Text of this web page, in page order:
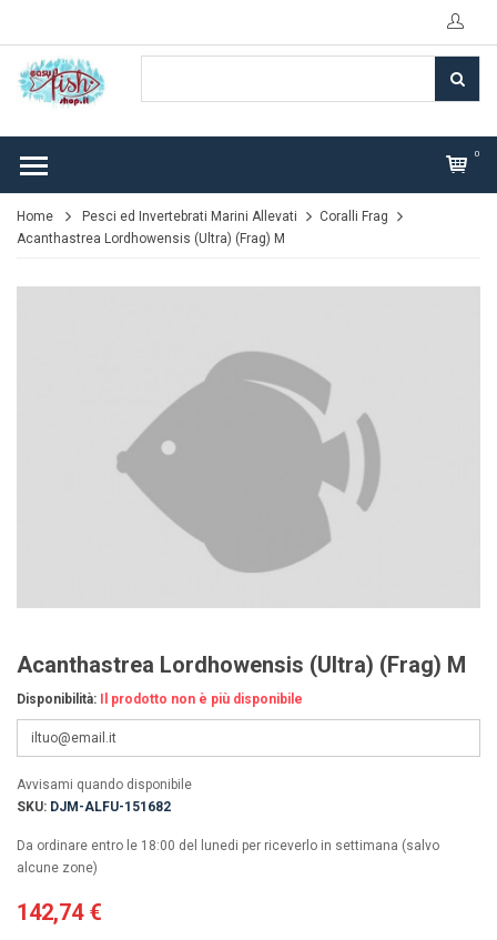
0
Home Pesci ed Invertebrati Marini Allevati
Coralli Frag
Acanthastrea Lordhowensis (Ultra) (Frag) M
Acanthastrea Lordhowensis (Ultra) (Frag) M
Disponibilità: Il prodotto non è più disponibile
Avvisami quando disponibile
SKU: DJM-ALFU-151682
Da ordinare entro le 18:00 del lunedi per riceverlo in settimana (salvo
alcune zone)
142,74 €